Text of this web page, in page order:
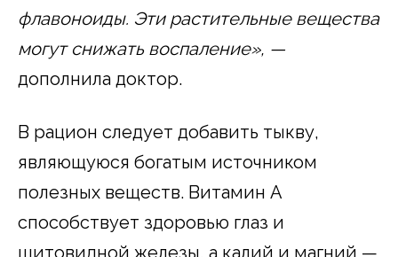
флавоноиды. Эти растительные вещества
могут снижать воспаление», —
дополнила доктор.
В рацион следует добавить тыкву,
являющуюся богатым источником
полезных веществ. Витамин А
способствует здоровью глаз и
щитовидной железы, а калий и магний —